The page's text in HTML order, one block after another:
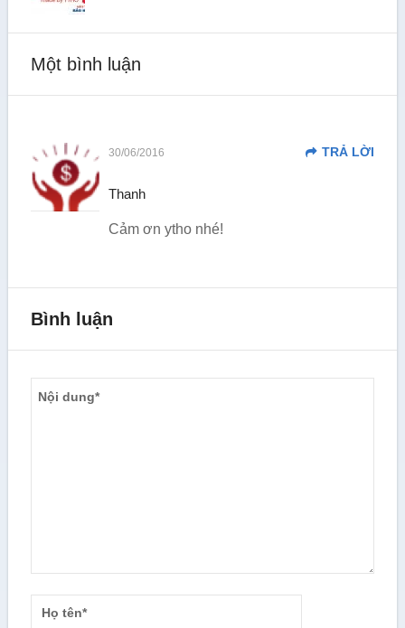
Một bình luận
30/06/2016 TRẢ LỜI
Thanh
Cảm ơn ytho nhé!
Bình luận